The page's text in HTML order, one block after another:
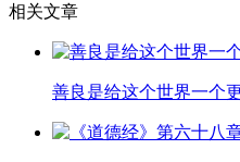
相关文章
善良是给这个世界一个